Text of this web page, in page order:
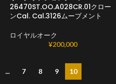
26470ST.OO.A028CR.01クロー
ンCal. Cal.3126ムーブメント
ロイヤルオーク
¥200,000
... 7 8 9 10